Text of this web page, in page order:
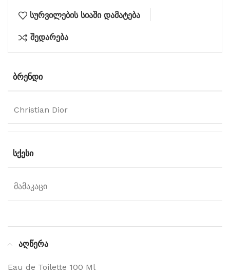
სურვილების სიაში დამატება
შედარება
ᲑᲠᲔᲜᲓᲘ
Christian Dior
ᲡᲥᲔᲡᲘ
მამაკაცი
აღწერა
Eau de Toilette 100 Ml